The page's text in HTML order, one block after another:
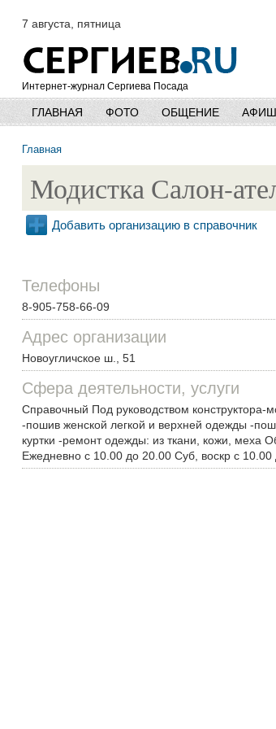
7 августа, пятница
Интернет-журнал Сергиева Посада
ГЛАВНАЯ ФОТО ОБЩЕНИЕ
Главная
Модистка Салон-
Добавить организацию в справочник
Телефоны
8-905-758-66-09
Адрес организации
Новоугличское ш., 51
Сфера деятельности, услуги
Справочный Под руководством
-пошив женской легкой и верхней одежды -
куртки -ремонт одежды: из ткани, кожи, меха
Ежедневно с 10.00 до 20.00 Суб, воскр с 10.00